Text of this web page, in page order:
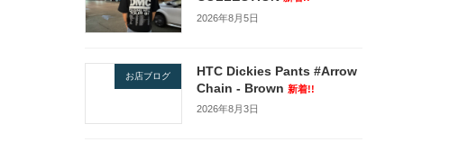
2026年8月5日
お店ブログ
HTC Dickies Pants #Arrow
Chain - Brown 新着!!
2026年8月3日